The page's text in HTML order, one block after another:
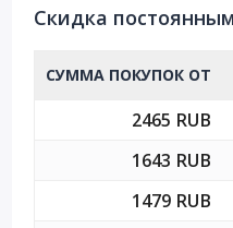
Cкидка
СУММА ПОКУПОК ОТ
2465 RUB
1643 RUB
1479 RUB